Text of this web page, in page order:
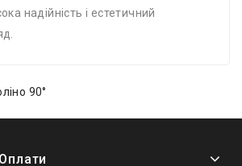
надійність і естетичний
90°